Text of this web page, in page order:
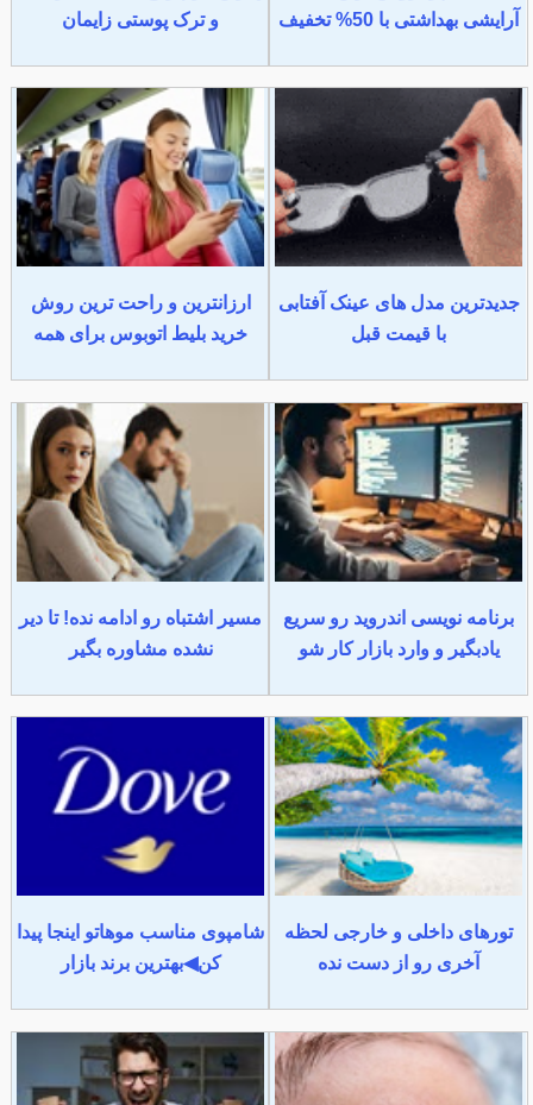
آرایشی بهداشتی با 50% تخفیف
و ترک پوستی زایمان
جدیدترین مدل های عینک آفتابی
با قیمت قبل
ارزانترین و راحت ترین روش
خرید بلیط اتوبوس برای همه
برنامه نویسی اندروید رو سریع
یادبگیر و وارد بازار کار شو
مسیر اشتباه رو ادامه نده! تا دیر
نشده مشاوره بگیر
تورهای داخلی و خارجی لحظه
آخری رو از دست نده
شامپوی مناسب موهاتو اینجا پیدا
کن◀بهترین برند بازار